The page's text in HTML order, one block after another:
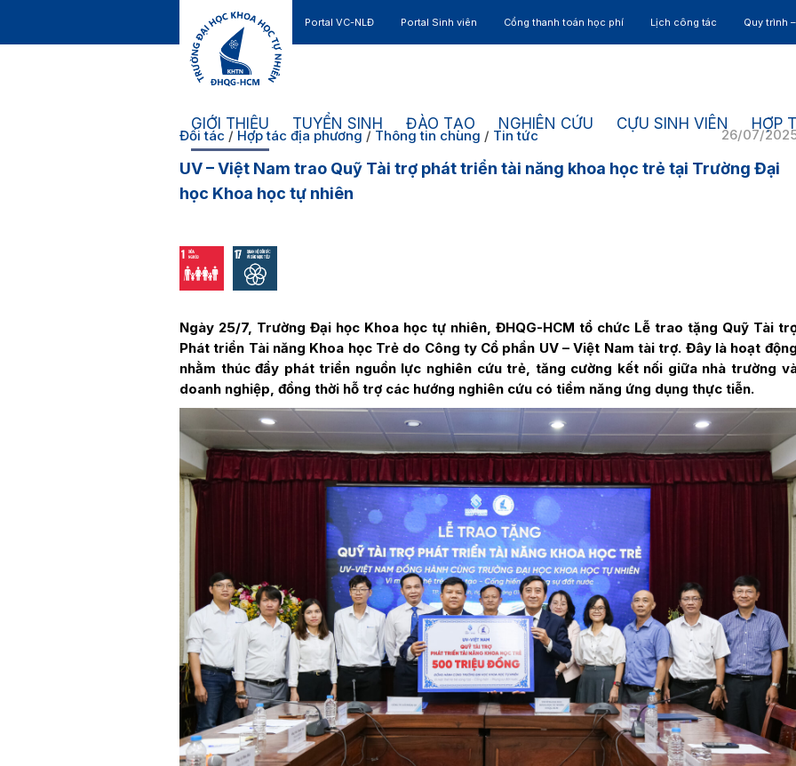
Portal VC-NLĐ Portal Sinh viên Cổng thanh toán học phí Lịch công tác Quy trình
GIỚI THIỆU TUYỂN SINH ĐÀO TẠO NGHIÊN CỨU CỰU SINH VIÊN HỢP
26/07/
Đối tác / Hợp tác địa phương / Thông tin chung / Tin tức
UV – Việt Nam trao Quỹ Tài trợ phát triển tài năng khoa học trẻ tại Trường Đại
học Khoa học tự nhiên
Ngày 25/7, Trường Đại học Khoa học tự nhiên, ĐHQG-HCM tổ chức Lễ trao tặng Quỹ Tài
Phát triển Tài năng Khoa học Trẻ do Công ty Cổ phần UV – Việt Nam tài trợ. Đây là hoạt
nhằm thúc đẩy phát triển nguồn lực nghiên cứu trẻ, tăng cường kết nối giữa nhà trường
doanh nghiệp, đồng thời hỗ trợ các hướng nghiên cứu có tiềm năng ứng dụng thực tiễn.